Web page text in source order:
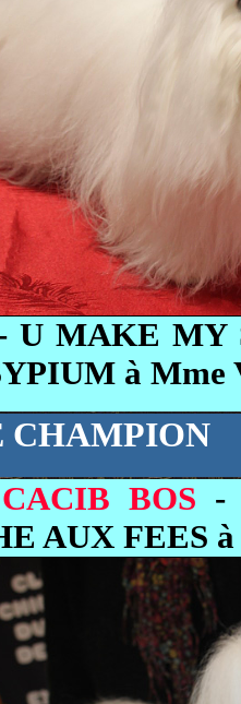
U MAKE MY
à
CHAMPION
CACIB BOS -
AUX FEES